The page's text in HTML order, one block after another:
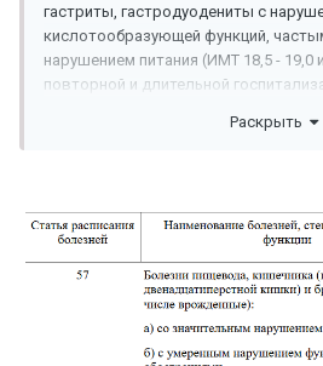
гастриты, гастродуодениты с
кислотообразующей функций,
нарушением питания (ИМТ 18,5 -
повторной и длительной
нарушением секреторной функции с
Раскрыть